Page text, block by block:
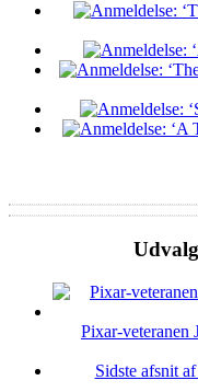
Pixar-veteranen
Sidste afsnit